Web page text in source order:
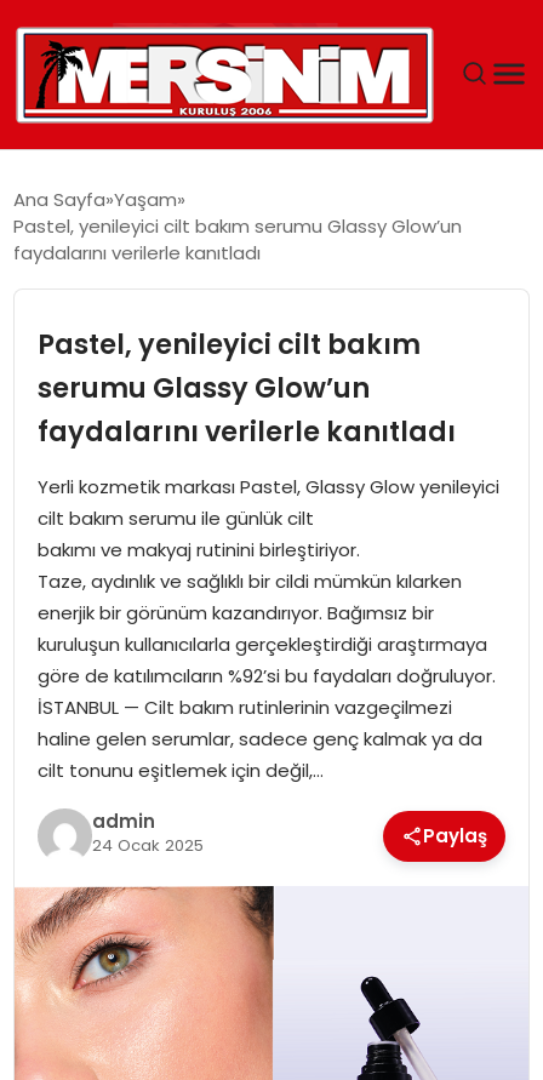
YAŞAM
EĞITIM
SPOR
EKONOMI
MAGAZIN
DÜNYA
OTOMOBIL
Ana Sayfa Yaşam
Pastel, yenileyici cilt bakım serumu Glassy Glow’un
faydalarını verilerle kanıtladı
Pastel, yenileyici cilt bakım
serumu Glassy Glow’un
faydalarını verilerle kanıtladı
Yerli kozmetik markası Pastel, Glassy Glow yenileyici
cilt bakım serumu ile günlük cilt
bakımı ve makyaj rutinini birleştiriyor.
Taze, aydınlık ve sağlıklı bir cildi mümkün kılarken
enerjik bir görünüm kazandırıyor. Bağımsız bir
kuruluşun kullanıcılarla gerçekleştirdiği araştırmaya
göre de katılımcıların %92’si bu faydaları doğruluyor.
İSTANBUL — Cilt bakım rutinlerinin vazgeçilmezi
haline gelen serumlar, sadece genç kalmak ya da
cilt tonunu eşitlemek için değil,…
admin
24 Ocak 2025 Paylaş